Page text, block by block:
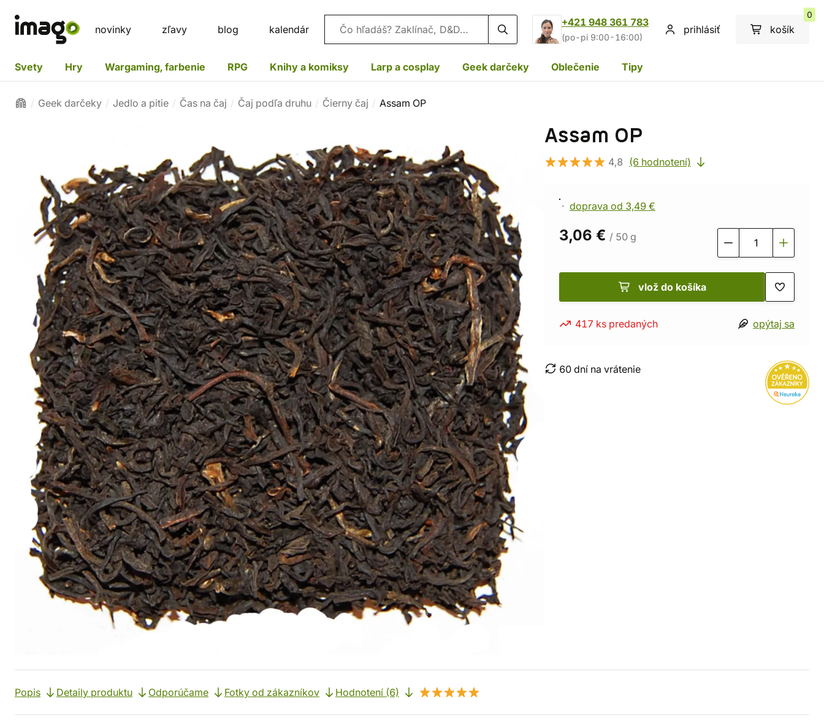
novinky zľavy blog kalendár Vyhľadávanie
+421 948 361 783
(po-pi 9:00-16:00)
prihlásiť košík
0
Svety Hry Wargaming, farbenie RPG Knihy a komiksy Larp a cosplay Geek darčeky Oblečenie Tipy
Geek darčeky Jedlo a pitie Čas na čaj Čaj podľa druhu Čierny čaj Assam OP
Assam OP
4,8 (6 hodnotení)
doprava od 3,49 €
3,06 € / 50 g
vlož do košíka
417 ks predaných opýtaj sa
60 dní na vrátenie
Popis Detaily produktu Odporúčame Fotky od zákazníkov Hodnotení (6)